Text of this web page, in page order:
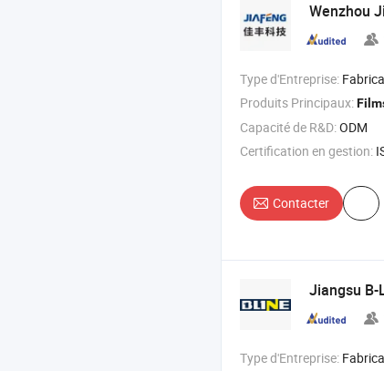
Wenzhou
Type d'Entreprise: Fabricant/
Produits Principaux:
Capacité de R&D:ODM
Certification en gestion:
Contacter
Jiangsu B-
Type d'Entreprise: Fabricant/